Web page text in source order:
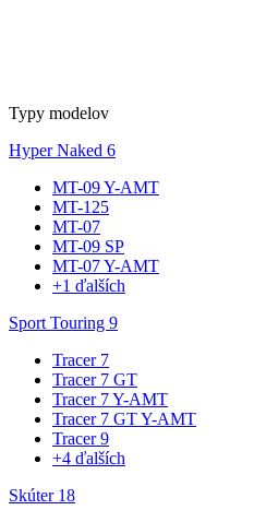
Typy modelov
Hyper Naked 6
MT-09 Y-AMT
MT-125
MT-07
MT-09 SP
MT-07 Y-AMT
+1 ďalších
Sport Touring 9
Tracer 7
Tracer 7 GT
Tracer 7 Y-AMT
Tracer 7 GT Y-AMT
Tracer 9
+4 ďalších
Skúter 18